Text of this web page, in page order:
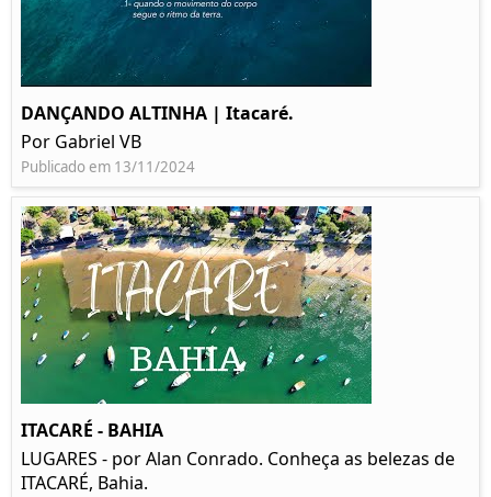
DANÇANDO ALTINHA | Itacaré.
Por Gabriel VB
Publicado em 13/11/2024
ITACARÉ - BAHIA
LUGARES - por Alan Conrado. Conheça as belezas de
ITACARÉ, Bahia.